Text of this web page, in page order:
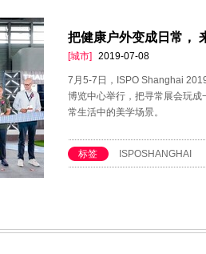
把健康户外变成日常，
[城市] 2019-07-08
7月5-7日，ISPO Shanghai
博览中心举行，把寻常展会玩
常生活中的美学场景。
标签 ISPOSHANGHAI